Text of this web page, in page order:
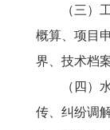
（三）工
概算、项目
界、技术档
（四）水
传、纠纷调